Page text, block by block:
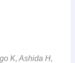
K, Ashida H,